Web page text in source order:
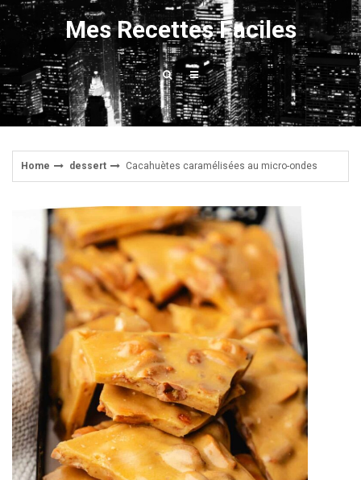
Skip
to
content
Mes Recettes Faciles
Home dessert Cacahuètes caramélisées au micro-ondes